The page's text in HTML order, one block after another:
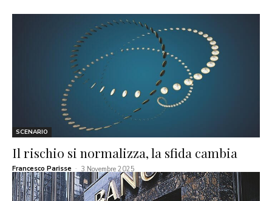
SCENARIO
Il rischio si normalizza, la sfida cambia
Francesco Parisse - 3 Novembre 2025